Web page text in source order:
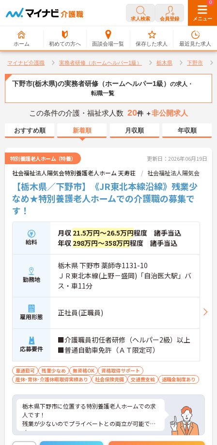
求人検索 会員登録 メニュー
ホーム 初めての方へ 面談会場一覧
0
保存した求人
0
最近見た求人
マイナビ介護職 実務者研修（ホームヘルパー1級） 栃木県 下野市
下野市(栃木県)の実務者研修（ホームヘルパー1級） の求人・
転職一覧
この条件の介護・福祉求人数 20件 ＋非公開求人
おすすめ順 新着順 月収順 年収順
特別養護老人ホーム（特養） 更新日：2026年06月19日
社会福祉法人陽気会特別養護老人ホーム 天寿荘 社会福祉法人陽気会
【栃木県／下野市】《JR東北本線沿線》残業少
なめ★特別養護老人ホームでの介護職の募集で
す！
給料
月収 21.5万円～26.5万円程度 諸手当込
年収 298万円～358万円程度 諸手当込
勤務地
栃木県 下野市 薬師寺1131-10
ＪＲ東北本線(上野－盛岡)「自治医大駅」バ
ス・車11分
雇用形態 正社員(正職員)
応募要件
■介護職員初任者研修（ヘルパー2級）以上
■普通自動車免許（ＡＴ限定可）
車通勤可 残業少なめ 無資格OK
資格取得サポート
産休･育休･介護休暇取得実績あり
社会保険完備 交通費支給 退職金制度あり
栃木県下野市に位置する特別養護老人ホームでの求
人です！
残業が少ないのでプライベートとの両立が可能で
す。
資格取得制度があるのでスキルアップが目指せます